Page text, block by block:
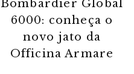
Bombardier Global
6000: conheça o
novo jato da
Officina Armare